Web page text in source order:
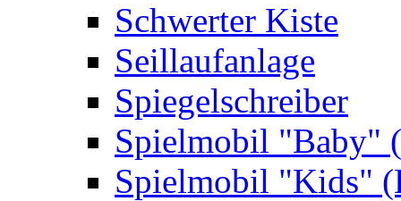
Schwerter Kiste
Seillaufanlage
Spiegelschreiber
Spielmobil "Baby"
Spielmobil "Kids"